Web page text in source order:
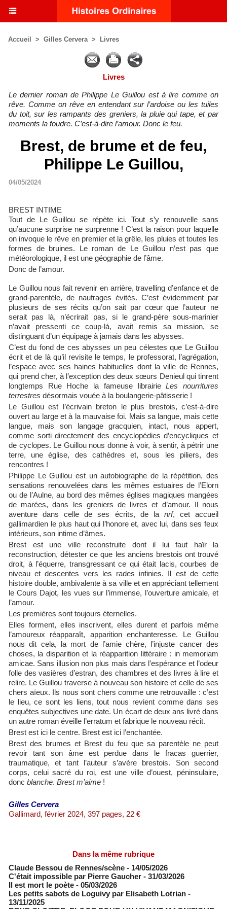
Accueil > Gilles Cervera > Livres
Livres
Le dernier roman de Philippe Le Guillou est à lire comme on
rêve. Comme on rêve en entendant sur l’ardoise ou les tuiles
du toit, sur les rampants des greniers, la pluie qui tape, et par
moments la foudre. C’est-à-dire l’amour. Donc le feu.
Brest, de brume et de feu,
Philippe Le Guillou,
04/05/2024
BREST INTIME
Tout de Le Guillou se répète ici. Tout s’y renouvelle sans
qu’aucune surprise ne surprenne ! C’est la raison pour laquelle
on invoque le rêve en premier et la grêle, les pluies et toutes les
formes de bruines. Le roman de Le Guillou n’est pas que
météorologique, il est une géographie de l’âme.
Donc de l’amour.
Le Guillou nous fait revenir en arrière, travelling d’enfance et de
grand-parentèle, de naufrages évités. C’est évidemment par
plusieurs de ses récits qu’on sait par cœur que l’auteur ne
serait pas là, n’écrirait pas, si le grand-père sous-marinier
n’avait pressenti ce coup-là, avait remis sa mission, se
distinguant d’un équipage à jamais dans les abysses.
C’est du fond de ces abysses un peu célestes que Le Guillou
écrit et de là qu’il revisite le temps, le professorat, l’agrégation,
l’espace avec ses haines habituelles dont la ville de Rennes,
qui prend cher, à l’exception des deux sœurs Denieul qui tinrent
longtemps Rue Hoche la fameuse librairieLes nourritures
terrestres désormais vouée à la boulangerie-pâtisserie !
Le Guillou est l’écrivain breton le plus brestois, c’est-à-dire
ouvert au large et à la mauvaise foi. Mais sa langue, mais cette
langue, mais son langage gracquien, intact, nous appert,
comme sorti directement des encyclopédies d’encycliques et
de cyclopes. Le Guillou nous donne à voir, à sentir, à pétrir une
terre, une église, des cathèdres et, sous les piliers, des
rencontres !
Philippe Le Guillou est un autobiographe de la répétition, des
sensations renouvelées dans les mêmes estuaires de l’Elorn
ou de l’Aulne, au bord des mêmes églises magiques mangées
de marées, dans les greniers de livres et d’amour. Il nous
aventure dans celle de ses écrits, de la nrf, cet accueil
gallimardien le plus haut qui l’honore et, avec lui, dans ses feux
intérieurs, son intime d’âmes.
Brest est une ville reconstruite dont il lui faut haïr la
reconstruction, détester ce que les anciens brestois ont trouvé
droit, à l’équerre, transgressant ce qui était lacis, courbes de
niveau et descentes vers les rades infinies. Il est de cette
histoire double, ambivalente à sa ville et en appréciant tellement
le Cours Dajot, les vues sur l’immense, l’ouverture amicale, et
l’amour.
Les premières sont toujours éternelles.
Elles forment, elles inscrivent, elles durent et parfois même
l’amoureux réapparaît, apparition enchanteresse. Le Guillou
nous dit cela, la mort de l’amie chère, l’injuste cancer des
choses, la disparition et la réapparition littéraire : in memoriam
amicae. Sans illusion non plus mais dans l’espérance et l’odeur
folle des vasières d’estran, des chambres et des livres à lire et
relire. Le Guillou traverse à nouveau son histoire et celle de ses
chers aïeux. Ils nous sont chers comme une retrouvaille : c’est
le lieu, ce sont les liens, tout nous revient comme dans ses
enquêtes subjectives une date. Un écart de deux ans livré dans
un autre roman éveille l’erratum et fabrique le nouveau récit.
Brest est ici le centre. Brest est ici l’enchantée.
Brest des brumes et Brest du feu que sa parentèle ne peut
revoir tant son âme est perdue dans le fracas guerrier,
traumatique, et tant l’auteur s’avère brestois. Son second
corps, celui sacré du roi, est une ville d’ouest, péninsulaire,
donc blanche. Brest m’aime !
Gilles Cervera
Gallimard, février 2024, 397 pages, 22 €
Dans la même rubrique
Claude Bessou de Rennes/scène - 14/05/2026
C'était impossible par Pierre Gaucher - 31/03/2026
Il est mort le poète - 05/03/2026
Les petits sabots de Loguivy par Elisabeth Lotrian -
13/11/2025